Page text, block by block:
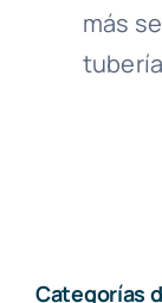
más
Categorías